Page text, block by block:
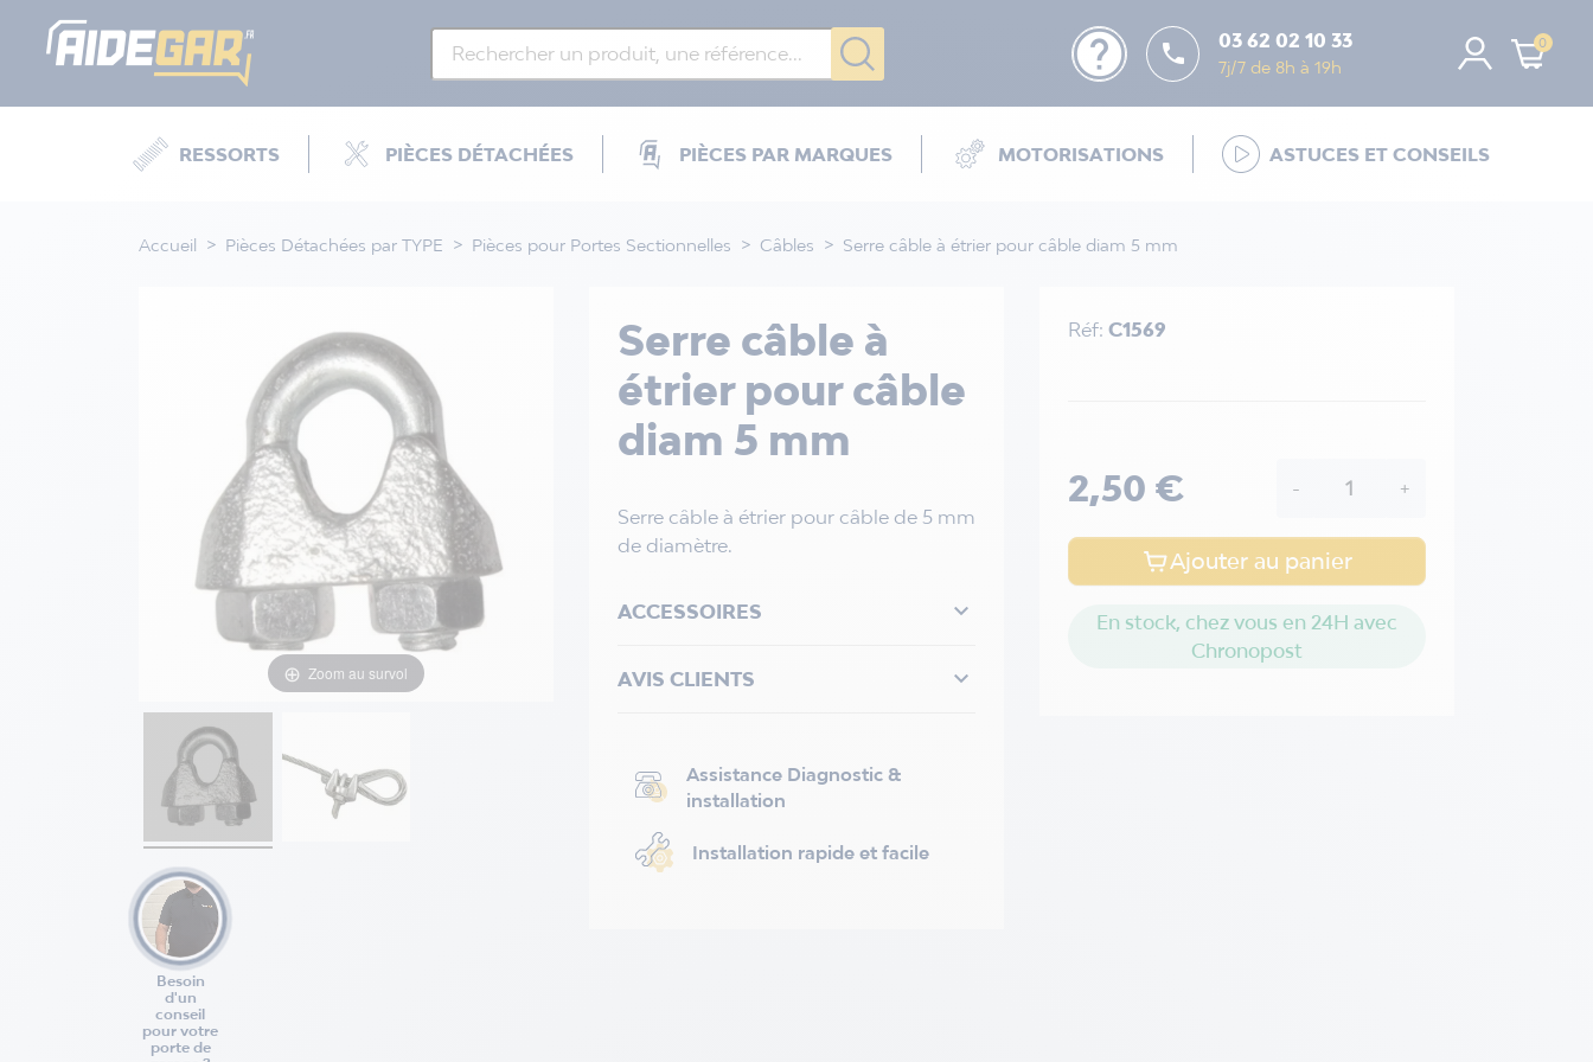
help  03 62 02 10 33
7j/7 de 8h à 19h
0
RESSORTS PIÈCES DÉTACHÉES PIÈCES PAR MARQUES MOTORISATIONS ASTUCES ET CONSEILS
Accueil Pièces Détachées par TYPE Pièces pour Portes Sectionnelles Câbles Serre câble à étrier pour câble diam 5 mm
Zoom au survol
Besoin
d'un
conseil
pour votre
porte de
Serre câble à
étrier pour câble
diam 5 mm
Serre câble à étrier pour câble de 5 mm
de diamètre.
ACCESSOIRES 
AVIS CLIENTS 
Assistance Diagnostic &
installation
Installation rapide et facile
Réf: C1569
2,50 € - +
Ajouter au panier
En stock, chez vous en 24H avec
Chronopost